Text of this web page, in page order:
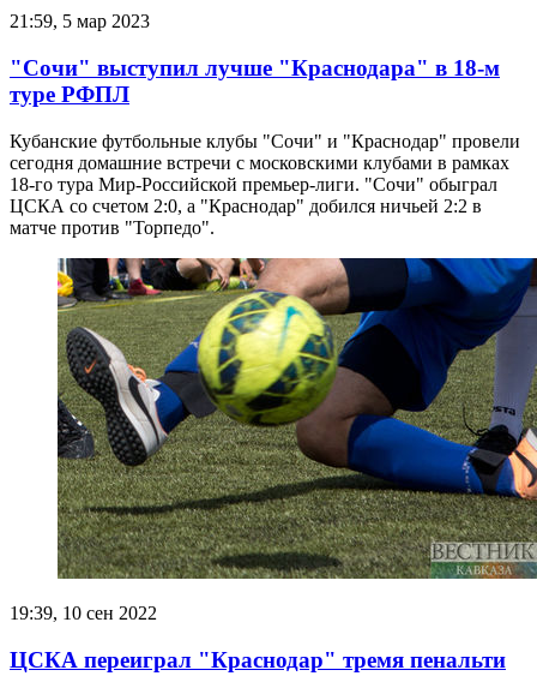
21:59, 5 мар 2023
"Сочи" выступил лучше "Краснодара" в 18-м
туре РФПЛ
Кубанские футбольные клубы "Сочи" и "Краснодар" провели
сегодня домашние встречи с московскими клубами в рамках
18-го тура Мир-Российской премьер-лиги. "Сочи" обыграл
ЦСКА со счетом 2:0, а "Краснодар" добился ничьей 2:2 в
матче против "Торпедо".
19:39, 10 сен 2022
ЦСКА переиграл "Краснодар" тремя пенальти